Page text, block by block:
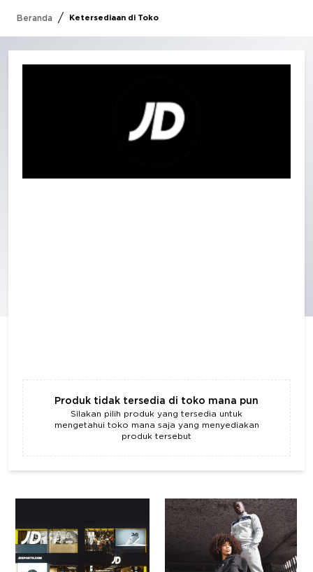
Beranda / Ketersediaan di Toko
Produk tidak tersedia di toko mana pun
Silakan pilih produk yang tersedia untuk
mengetahui toko mana saja yang menyediakan
produk tersebut